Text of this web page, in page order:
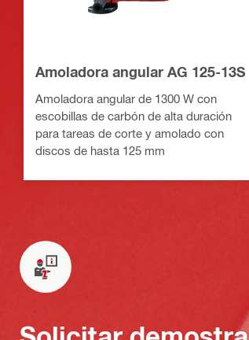
Amoladora angular AG 125-13S
Amoladora angular de 1300 W con
escobillas de carbón de alta duración
para tareas de corte y amolado con
discos de hasta 125 mm